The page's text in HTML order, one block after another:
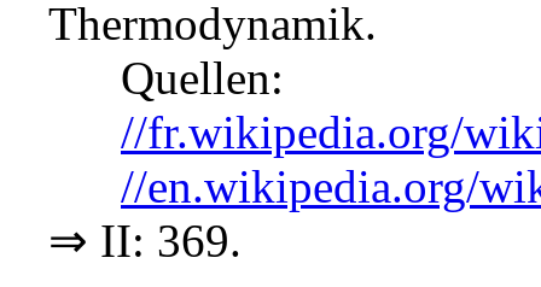
Thermodynamik.
Quellen:
//fr.wikipedia.org/
//en.wikipedia.org/
⇒ II: 369.